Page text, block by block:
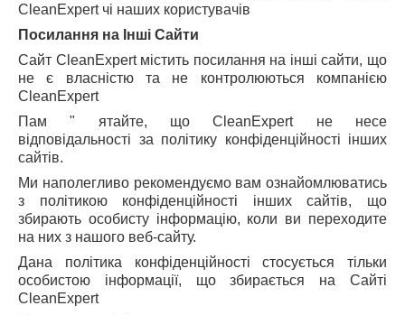
CleanExpert чі наших користувачів
Посилання на Інші Сайти
Сайт CleanExpert містить посилання на інші сайти, що
не є власністю та не контролюються компанією
CleanExpert
Пам " ятайте, що CleanExpert не несе
відповідальності за політику конфіденційності інших
сайтів.
Ми наполегливо рекомендуємо вам ознайомлюватись
з політикою конфіденційності інших сайтів, що
збирають особисту інформацію, коли ви переходите
на них з нашого веб-сайту.
Дана політика конфіденційності стосується тільки
особистою інформації, що збирається на Сайті
CleanExpert